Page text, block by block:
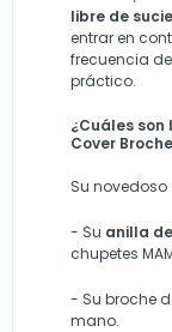
libre de
entrar en
frecuencia
práctico.
¿Cuáles
Cover
Su
- Su anilla
chupetes
- Su broche
mano.